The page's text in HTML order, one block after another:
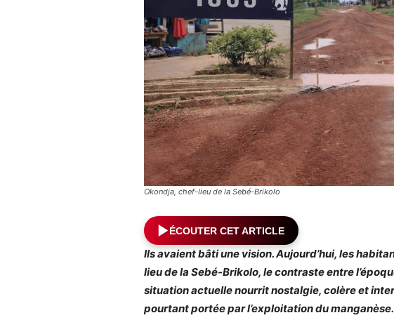
Okondja, chef-lieu de la Sebé-Brikolo
ÉCOUTER CET ARTICLE
Ils avaient bâti une vision. Aujourd’hui, les
lieu de la Sebé-Brikolo, le contraste entre
situation actuelle nourrit nostalgie, colère et
pourtant portée par l’exploitation du manganèse.